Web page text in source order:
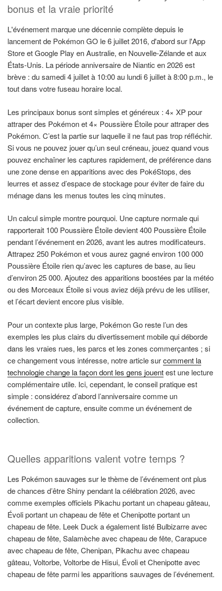
bonus et la vraie priorité
L'événement marque une décennie complète depuis le
lancement de Pokémon GO le 6 juillet 2016, d'abord sur l'App
Store et Google Play en Australie, en Nouvelle-Zélande et aux
États-Unis. La période anniversaire de Niantic en 2026 est
brève : du samedi 4 juillet à 10:00 au lundi 6 juillet à 8:00 p.m., le
tout dans votre fuseau horaire local.
Les principaux bonus sont simples et généreux : 4× XP pour
attraper des Pokémon et 4× Poussière Étoile pour attraper des
Pokémon. C’est la partie sur laquelle il ne faut pas trop réfléchir.
Si vous ne pouvez jouer qu’un seul créneau, jouez quand vous
pouvez enchaîner les captures rapidement, de préférence dans
une zone dense en apparitions avec des PokéStops, des
leurres et assez d’espace de stockage pour éviter de faire du
ménage dans les menus toutes les cinq minutes.
Un calcul simple montre pourquoi. Une capture normale qui
rapporterait 100 Poussière Étoile devient 400 Poussière Étoile
pendant l’événement en 2026, avant les autres modificateurs.
Attrapez 250 Pokémon et vous aurez gagné environ 100 000
Poussière Étoile rien qu’avec les captures de base, au lieu
d’environ 25 000. Ajoutez des apparitions boostées par la météo
ou des Morceaux Étoile si vous aviez déjà prévu de les utiliser,
et l’écart devient encore plus visible.
Pour un contexte plus large, Pokémon Go reste l’un des
exemples les plus clairs du divertissement mobile qui déborde
dans les vraies rues, les parcs et les zones commerçantes ; si
ce changement vous intéresse, notre article surcomment la
technologie change la façon dont les gens jouentest une lecture
complémentaire utile. Ici, cependant, le conseil pratique est
simple : considérez d’abord l’anniversaire comme un
événement de capture, ensuite comme un événement de
collection.
Quelles apparitions valent votre temps ?
Les Pokémon sauvages sur le thème de l’événement ont plus
de chances d’être Shiny pendant la célébration 2026, avec
comme exemples officiels Pikachu portant un chapeau gâteau,
Évoli portant un chapeau de fête et Chenipotte portant un
chapeau de fête. Leek Duck a également listé Bulbizarre avec
chapeau de fête, Salamèche avec chapeau de fête, Carapuce
avec chapeau de fête, Chenipan, Pikachu avec chapeau
gâteau, Voltorbe, Voltorbe de Hisui, Évoli et Chenipotte avec
chapeau de fête parmi les apparitions sauvages de l’événement.